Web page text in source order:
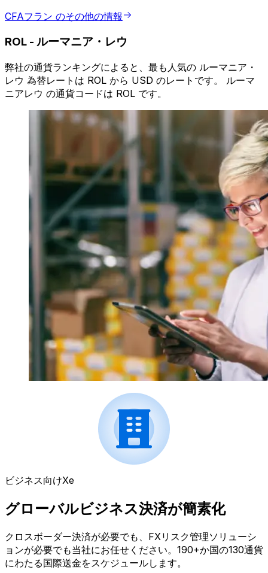
CFAフラン のその他の情報
ROL - ルーマニア・レウ
弊社の通貨ランキングによると、最も人気の ルーマニア・
レウ 為替レートは ROL から USD のレートです。 ルーマ
ニアレウ の通貨コードは ROL です。
ビジネス向けXe
グローバルビジネス決済が簡素化
クロスボーダー決済が必要でも、FXリスク管理ソリューシ
ョンが必要でも当社にお任せください。190+か国の130通貨
にわたる国際送金をスケジュールします。